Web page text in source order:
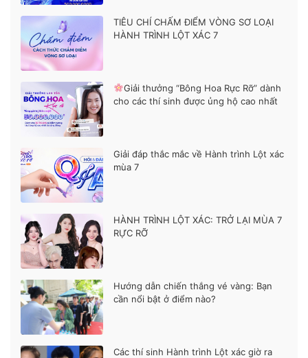
TIÊU CHÍ CHẤM ĐIỂM VÒNG SƠ LOẠI
HÀNH TRÌNH LỘT XÁC 7
Giải thưởng “Bông Hoa Rực Rỡ” dành
cho các thí sinh được ủng hộ cao nhất
Giải đáp thắc mắc về Hành trình Lột xác
mùa 7
HÀNH TRÌNH LỘT XÁC: TRỞ LẠI MÙA 7
RỰC RỠ
Hướng dẫn chiến thắng vé vàng: Bạn
cần nổi bật ở điểm nào?
Các thí sinh Hành trình Lột xác giờ ra